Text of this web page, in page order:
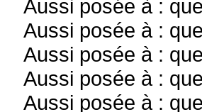
Aussi posée à :
Aussi posée à :
Aussi posée à :
Aussi posée à :
Aussi posée à :